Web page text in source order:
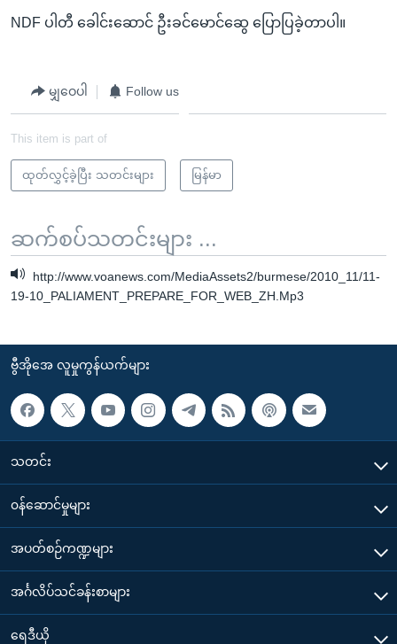
NDF ပါတီ ခေါင်းဆောင် ဦးခင်မောင်ဆွေ ပြောပြခဲ့တာပါ။
မျှဝေပါ Follow us
This item is part of
ထုတ်လွှင့်ခဲ့ပြီး သတင်းများ မြန်မာ
ဆက်စပ်သတင်းများ ...
http://www.voanews.com/MediaAssets2/burmese/2010_11/11-
19-10_PALIAMENT_PREPARE_FOR_WEB_ZH.Mp3
ဗွီအိုအေ လူမှုကွန်ယက်များ
သတင်း
၀န်ဆောင်မှုများ
အပတ်စဉ်ကဏ္ဍများ
အင်္ဂလိပ်သင်ခန်းစာများ
ရေဒီယို